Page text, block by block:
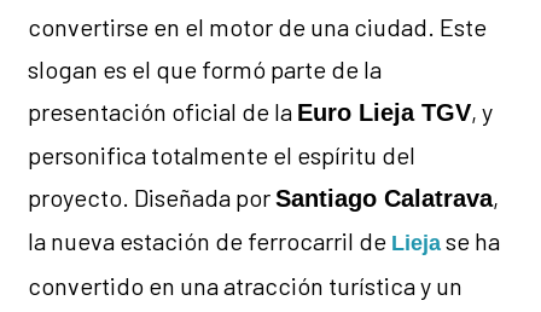
convertirse en el motor de una ciudad. Este
slogan es el que formó parte de la
presentación oficial de la Euro Lieja TGV, y
personifica totalmente el espíritu del
proyecto. Diseñada porSantiago Calatrava,
la nueva estación de ferrocarril de Lieja se ha
convertido en una atracción turística y un